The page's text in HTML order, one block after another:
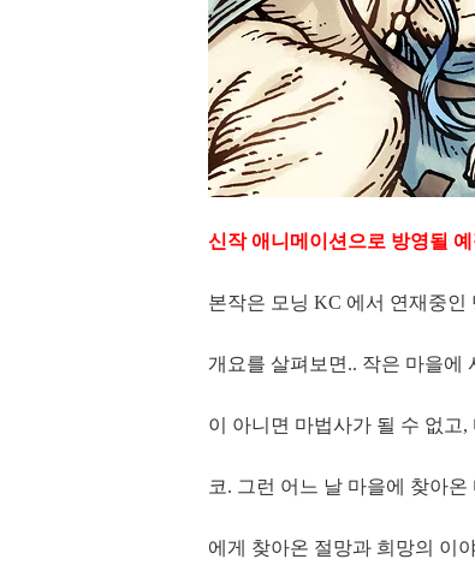
신작 애니메이션으로 방영될
본작은 모닝 KC 에서 연재중
개요를 살펴보면.. 작은 마을에
이 아니면 마법사가 될 수 없
코. 그런 어느 날 마을에 찾아
에게 찾아온 절망과 희망의 이